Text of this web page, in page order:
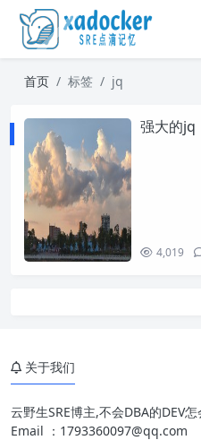
首页 标签 jq
强大的jq
4,019
关于我们
云野生SRE博主,不会DBA的DEV怎
Email ： 1793360097@qq.com